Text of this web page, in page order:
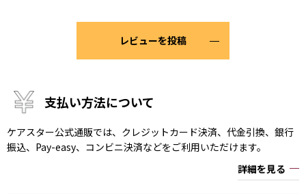
レビューを投稿
支払い方法について
ケアスター公式通販では、クレジットカード決済、代金引換、銀行
振込、Pay-easy、コンビニ決済などをご利用いただけます。
詳細を見る